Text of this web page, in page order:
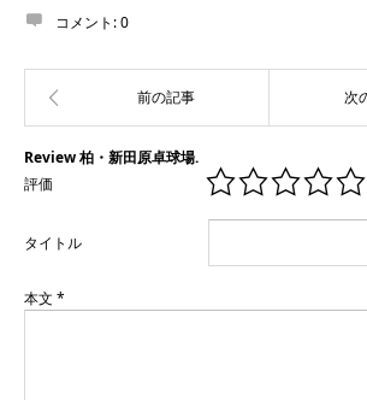
コメント:0
Review 柏・新田原卓球場.
評価
タイトル
本文 *